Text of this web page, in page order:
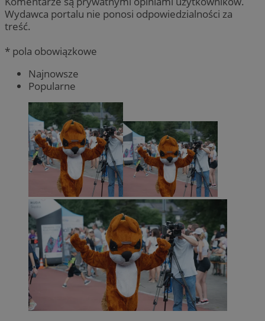
Wydawca portalu nie ponosi odpowiedzialności za
treść.
* pola obowiązkowe
Najnowsze
Popularne